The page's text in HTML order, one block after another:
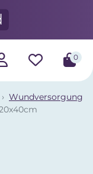
0
Wundversorgung